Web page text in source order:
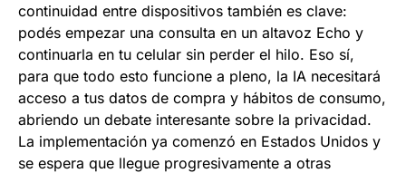
continuidad entre dispositivos también es clave:
podés empezar una consulta en un altavoz Echo y
continuarla en tu celular sin perder el hilo. Eso sí,
para que todo esto funcione a pleno, la IA necesitará
acceso a tus datos de compra y hábitos de consumo,
abriendo un debate interesante sobre la privacidad.
La implementación ya comenzó en Estados Unidos y
se espera que llegue progresivamente a otras